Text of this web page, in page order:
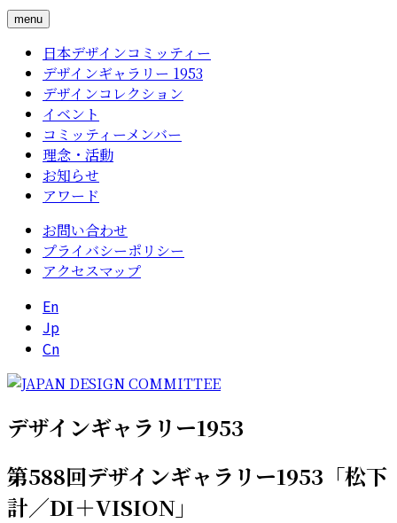
menu
日本デザインコミッティー
デザインギャラリー 1953
デザインコレクション
イベント
コミッティーメンバー
理念・活動
お知らせ
アワード
お問い合わせ
プライバシーポリシー
アクセスマップ
En
Jp
Cn
デザインギャラリー1953
第588回デザインギャラリー1953「松下
計／DI＋VISION」